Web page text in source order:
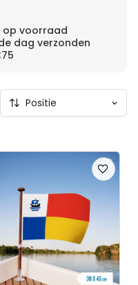
op voorraad
dag verzonden
Voeg
toe